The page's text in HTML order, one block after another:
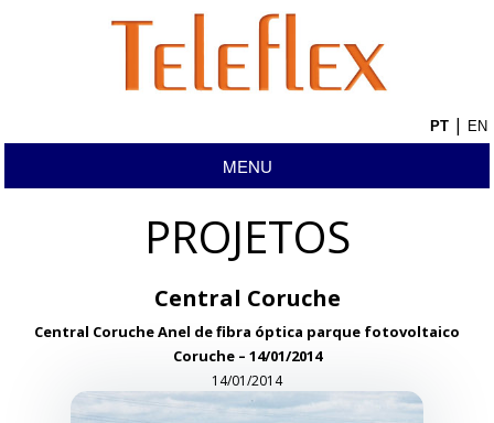
|
MENU
PROJETOS
Central Coruche
Central Coruche Anel de fibra óptica parque fotovoltaico
Coruche – 14/01/2014
14/01/2014